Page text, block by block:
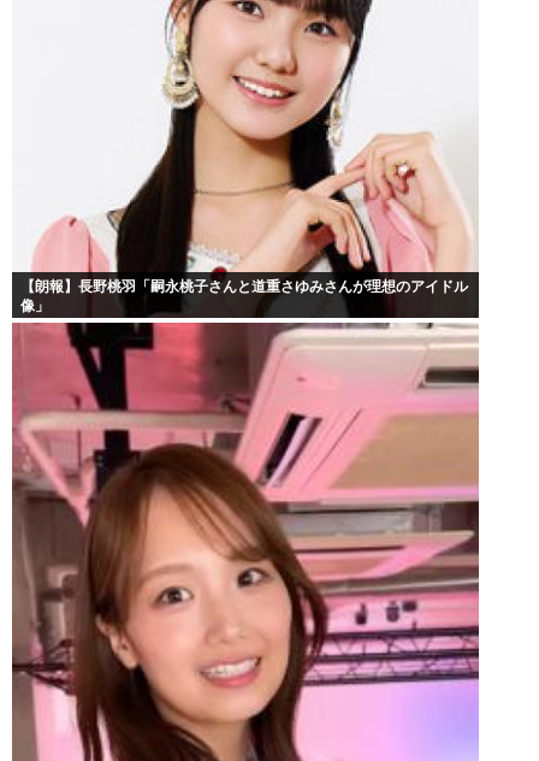
【朗報】長野桃羽「嗣永桃子さんと道重さゆみさんが理想のアイドル
像」